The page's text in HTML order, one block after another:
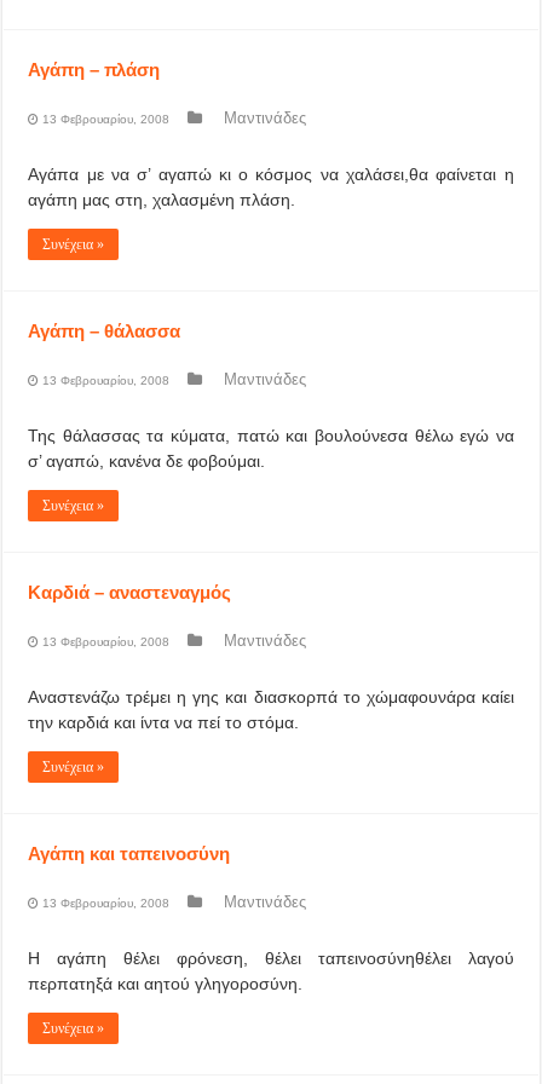
Αγάπη – πλάση
13 Φεβρουαρίου, 2008 Μαντινάδες
Αγάπα με να σ’ αγαπώ κι ο κόσμος να χαλάσει,θα φαίνεται η
αγάπη μας στη, χαλασμένη πλάση.
Συνέχεια »
Αγάπη – θάλασσα
13 Φεβρουαρίου, 2008 Μαντινάδες
Της θάλασσας τα κύματα, πατώ και βουλούνεσα θέλω εγώ να
σ’ αγαπώ, κανένα δε φοβούμαι.
Συνέχεια »
Καρδιά – αναστεναγμός
13 Φεβρουαρίου, 2008 Μαντινάδες
Αναστενάζω τρέμει η γης και διασκορπά το χώμαφουνάρα καίει
την καρδιά και ίντα να πεί το στόμα.
Συνέχεια »
Αγάπη και ταπεινοσύνη
13 Φεβρουαρίου, 2008 Μαντινάδες
Η αγάπη θέλει φρόνεση, θέλει ταπεινοσύνηθέλει λαγού
περπατηξά και αητού γληγοροσύνη.
Συνέχεια »